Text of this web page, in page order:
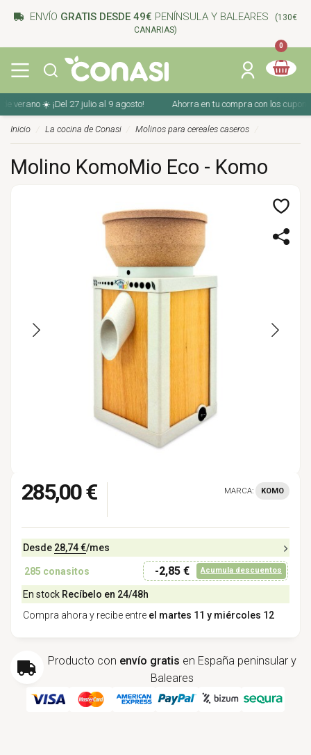
ENVÍO GRATIS DESDE 49€ PENÍNSULA Y BALEARES
(130€
CANARIAS)
0
☀️ ¡Del 27 julio al 9 agosto! Ahorra en tu compra con los
Inicio La cocina de Conasi Molinos para cereales caseros
Molino KomoMio Eco - Komo
285,00 € MARCA: KOMO
Desde 28,74 €/mes
285 conasitos -2,85 € Acumula descuentos
En stock Recíbelo en 24/48h
Compra ahora y recibe entre el martes 11 y miércoles 12
Producto con envío gratis en España peninsular y
Baleares